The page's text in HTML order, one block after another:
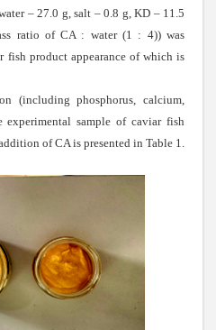
– 27.0 g, salt – 0.8 g, KD – 11.5
ratio of CA : water (1 : 4)) was
fish product appearance of which is
(including phosphorus, calcium,
sample of caviar fish
of CA is presented in Table 1.